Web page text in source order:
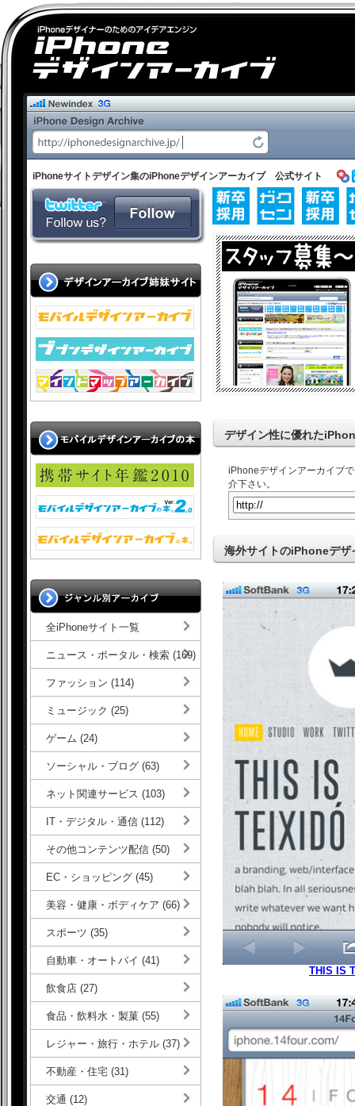
iPhoneサイトデザイン集のiPhoneデザインアーカイブ 公式サイト
デザイン性に優れた
iPhoneデザインアーカイブ
介下さい。
海外サイトのiPhoneデザ
THIS IS
全iPhoneサイト一覧
ニュース・ポータル・検索 (169)
ファッション (114)
ミュージック (25)
ゲーム (24)
ソーシャル・ブログ (63)
ネット関連サービス (103)
IT・デジタル・通信 (112)
その他コンテンツ配信 (50)
EC・ショッピング (45)
美容・健康・ボディケア (66)
スポーツ (35)
自動車・オートバイ (41)
飲食店 (27)
食品・飲料水・製菓 (55)
レジャー・旅行・ホテル (37)
不動産・住宅 (31)
交通 (12)